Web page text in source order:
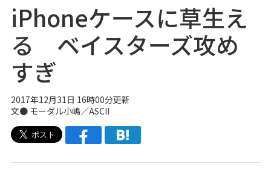
iPhoneケースに草生え
る ベイスターズ攻め
すぎ
2017年12月31日 16時00分更新
文● モーダル小嶋／ASCII